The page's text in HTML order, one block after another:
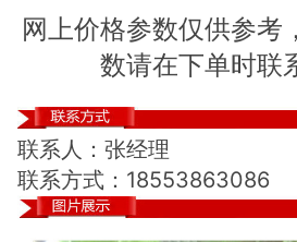
网上价格参数仅供参考
数请在下单时联
联系人：张经理
联系方式：18553863086